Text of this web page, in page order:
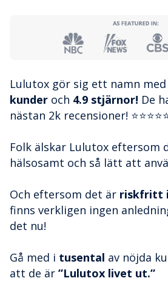
Lulutox gör sig ett namn med
kunder och 4.9 stjärnor! De
nästan 2k recensioner!
Folk älskar Lulutox eftersom
hälsosamt och så lätt att
Och eftersom det är riskfritt
finns verkligen ingen
det nu!
Gå med i tusental av nöjda
att de är ”Lulutox livet ut.”